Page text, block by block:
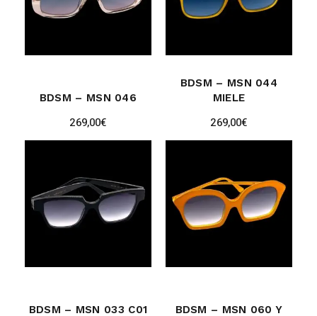
BDSM – MSN 046
269,00€
BDSM – MSN 044
MIELE
269,00€
BDSM – MSN 033 C01 BDSM – MSN 060 Y